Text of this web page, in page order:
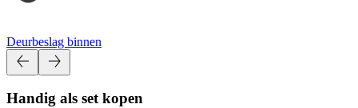
Deurbeslag binnen
Handig als set kopen